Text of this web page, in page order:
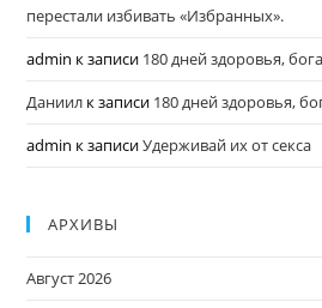
перестали избивать «Избранных».
admin к записи 180 дней здоровья,
Даниил к записи 180 дней здоровья,
admin к записиУдерживай их от секса
АРХИВЫ
Август 2026